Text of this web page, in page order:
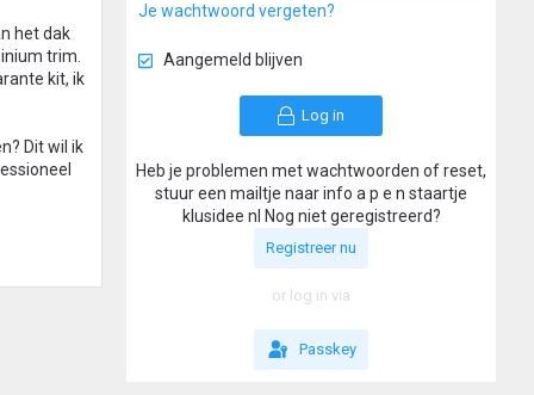
het dak
trim.
kit, ik
Dit wil ik
Je wachtwoord vergeten?
Aangemeld blijven
Log in
Heb je problemen met wachtwoorden of reset,
stuur een mailtje naar info a p e n staartje
klusidee nl Nog niet geregistreerd?
Registreer nu
or log in via
Passkey